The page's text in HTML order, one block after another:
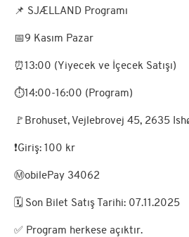
​📌 SJÆLLAND Programı
📅9 Kasım Pazar
⏰13:00 (Yiyecek ve İçecek Satışı)
⏱️14:00-16:00 (Program)
🚩Brohuset, Vejlebrovej 45, 2635
❗Giriş: 100 kr
Ⓜ️obilePay 34062
🗓️ Son Bilet Satış Tarihi: 07.11.2025
​✅ Program herkese açıktır.